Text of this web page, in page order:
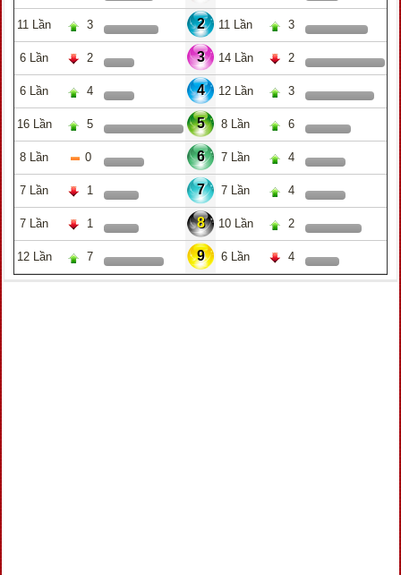
11 Lần 3 2 11 Lần 3
6 Lần 2 3 14 Lần 2
6 Lần 4 4 12 Lần 3
16 Lần 5 5 8 Lần 6
8 Lần 0 6 7 Lần 4
7 Lần 1 7 7 Lần 4
7 Lần 1 8 10 Lần 2
12 Lần 7 9 6 Lần 4